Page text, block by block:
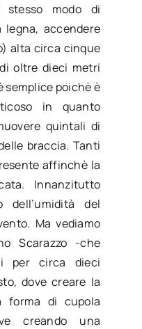
stesso modo di
legna, accendere
alta circa cinque
oltre dieci metri
semplice poichè è
in quanto
quintali di
braccia. Tanti
affinchè la
Innanzitutto
dell’umidità del
Ma vediamo
Scarazzo -che
per circa dieci
dove creare la
forma di cupola
creando una